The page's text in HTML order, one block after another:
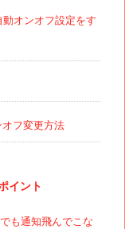
オンオフ設定をす
フ変更方法
イント
も通知飛んでこな